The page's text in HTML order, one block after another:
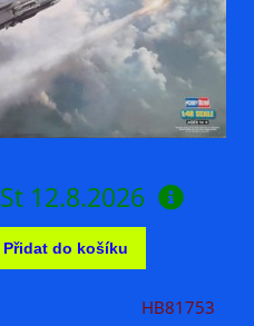
St 12.8.2026
HB81753